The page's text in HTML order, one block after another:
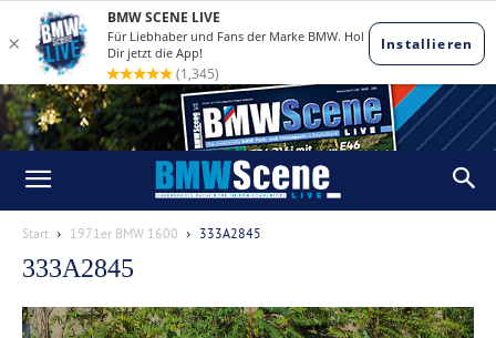
Start 1971er BMW 1600 333A2845
333A2845